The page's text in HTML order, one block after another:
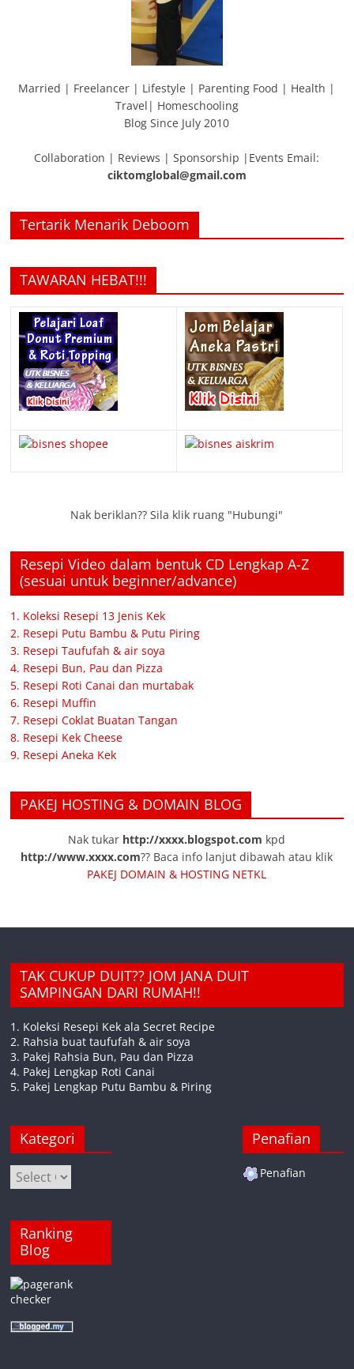
Married | Freelancer | Lifestyle | Parenting Food | Health |
Travel| Homeschooling
Blog Since July 2010
Collaboration | Reviews | Sponsorship |Events Email:
ciktomglobal@gmail.com
Tertarik Menarik Deboom
TAWARAN HEBAT!!!
Nak beriklan?? Sila klik ruang "Hubungi"
Resepi Video dalam bentuk CD Lengkap A-Z
(sesuai untuk beginner/advance)
1. Koleksi Resepi 13 Jenis Kek
2. Resepi Putu Bambu & Putu Piring
3. Resepi Taufufah & air soya
4. Resepi Bun, Pau dan Pizza
5. Resepi Roti Canai dan murtabak
6. Resepi Muffin
7. Resepi Coklat Buatan Tangan
8. Resepi Kek Cheese
9. Resepi Aneka Kek
PAKEJ HOSTING & DOMAIN BLOG
Nak tukar http://xxxx.blogspot.com kpd
http://www.xxxx.com?? Baca info lanjut dibawah atau klik
PAKEJ DOMAIN & HOSTING NETKL
TAK CUKUP DUIT?? JOM JANA DUIT
SAMPINGAN DARI RUMAH!!
1. Koleksi Resepi Kek ala Secret Recipe
2. Rahsia buat taufufah & air soya
3. Pakej Rahsia Bun, Pau dan Pizza
4. Pakej Lengkap Roti Canai
5. Pakej Lengkap Putu Bambu & Piring
Kategori
Kategori
Ranking
Blog
Penafian
Penafian